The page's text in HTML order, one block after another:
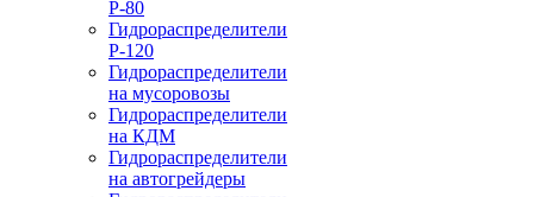
Р-80
Гидрораспределители
Р-120
Гидрораспределители
на мусоровозы
Гидрораспределители
на КДМ
Гидрораспределители
на автогрейдеры